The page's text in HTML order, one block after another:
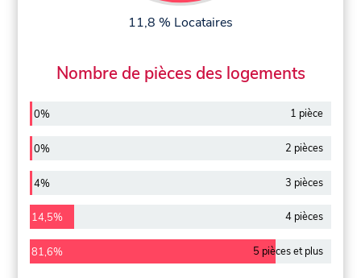
11,8 % Locataires
Nombre de pièces des logements
0% 1 pièce
0% 2 pièces
4% 3 pièces
14,5% 4 pièces
81,6% 5 pièces et plus